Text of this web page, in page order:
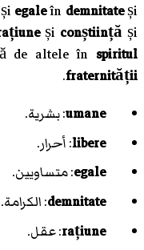
egaleîn demnitateși
și conștiință și
de altele înspiritul
fraternității
.
umane: بشرية.
libere: أحرار.
egale: متساويين.
demnitate: الكرامة.
rațiune: عقل.